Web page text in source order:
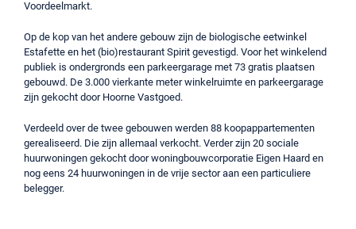
Voordeelmarkt.
Op de kop van het andere gebouw zijn de biologische eetwinkel
Estafette en het (bio)restaurant Spirit gevestigd. Voor het winkelend
publiek is ondergronds een parkeergarage met 73 gratis plaatsen
gebouwd. De 3.000 vierkante meter winkelruimte en parkeergarage
zijn gekocht door Hoorne Vastgoed.
Verdeeld over de twee gebouwen werden 88 koopappartementen
gerealiseerd. Die zijn allemaal verkocht. Verder zijn 20 sociale
huurwoningen gekocht door woningbouwcorporatie Eigen Haard en
nog eens 24 huurwoningen in de vrije sector aan een particuliere
belegger.